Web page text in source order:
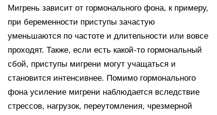
Мигрень зависит от гормонального фона, к примеру,
при беременности приступы зачастую
уменьшаются по частоте и длительности или вовсе
проходят. Также, если есть какой-то гормональный
сбой, приступы мигрени могут учащаться и
становится интенсивнее. Помимо гормонального
фона усиление мигрени наблюдается вследствие
стрессов, нагрузок, переутомления, чрезмерной